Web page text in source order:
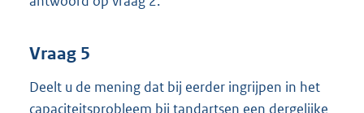
Vraag 5
Deelt u de mening dat bij eerder ingrijpen in het
capaciteitsprobleem bij tandartsen een dergelijke